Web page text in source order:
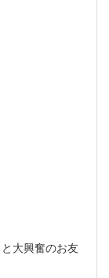
大興奮のお友